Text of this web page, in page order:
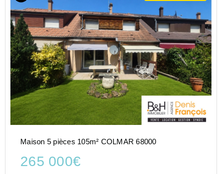
Maison 5 pièces 105m² COLMAR 68000
265 000€